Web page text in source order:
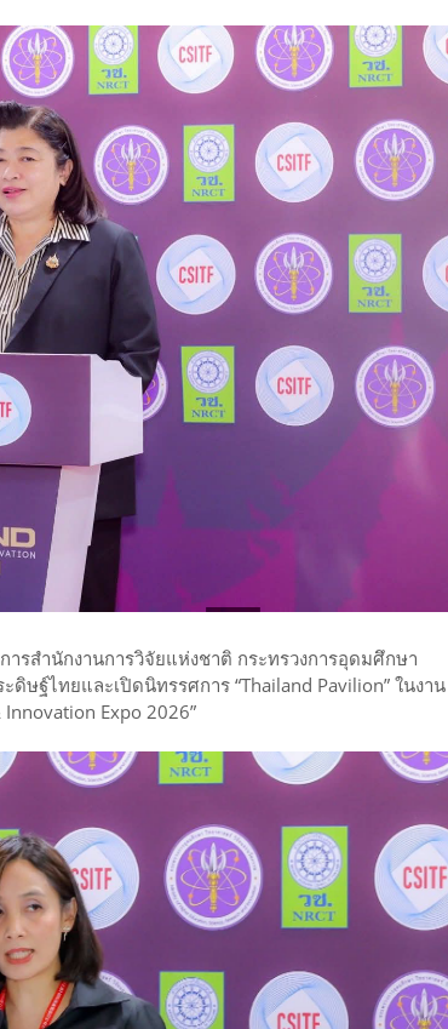
รสำนักงานการวิจัยแห่งชาติ กระทรวงการอุดมศึกษา
ฐ์ไทยและเปิดนิทรรศการ “Thailand Pavilion” ในงาน
Expo 2026”